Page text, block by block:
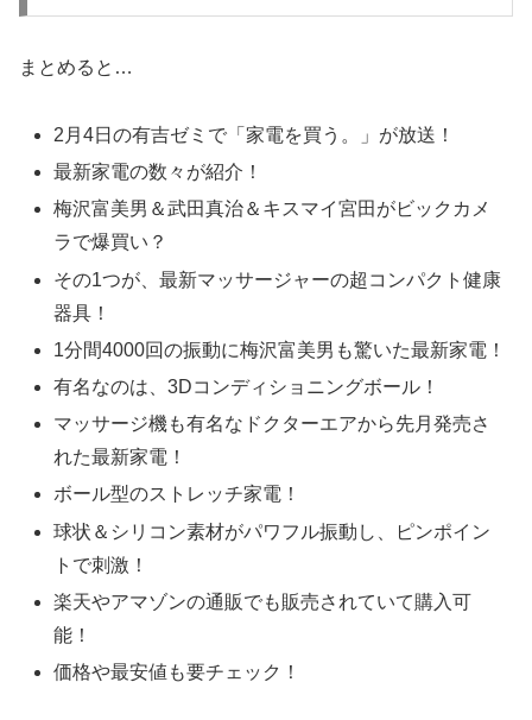
まとめると…
2月4日の有吉ゼミで「家電を買う。」が放送！
最新家電の数々が紹介！
梅沢富美男＆武田真治＆キスマイ宮田がビックカメ
ラで爆買い？
その1つが、最新マッサージャーの超コンパクト健康
器具！
1分間4000回の振動に梅沢富美男も驚いた最新家電！
有名なのは、3Dコンディショニングボール！
マッサージ機も有名なドクターエアから先月発売さ
れた最新家電！
ボール型のストレッチ家電！
球状＆シリコン素材がパワフル振動し、ピンポイン
トで刺激！
楽天やアマゾンの通販でも販売されていて購入可
能！
価格や最安値も要チェック！